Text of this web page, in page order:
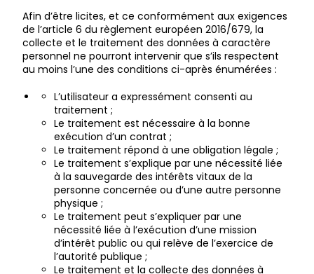
Afin d’être licites, et ce conformément aux exigences
de l’article 6 du règlement européen 2016/679, la
collecte et le traitement des données à caractère
personnel ne pourront intervenir que s’ils respectent
au moins l’une des conditions ci-après énumérées :
L’utilisateur a expressément consenti au
traitement ;
Le traitement est nécessaire à la bonne
exécution d’un contrat ;
Le traitement répond à une obligation légale ;
Le traitement s’explique par une nécessité liée
à la sauvegarde des intérêts vitaux de la
personne concernée ou d’une autre personne
physique ;
Le traitement peut s’expliquer par une
nécessité liée à l’exécution d’une mission
d’intérêt public ou qui relève de l’exercice de
l’autorité publique ;
Le traitement et la collecte des données à